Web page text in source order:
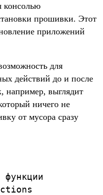
консолью
прошивки. Этот
приложений
для
действий до и после
например, выглядит
ничего не
от мусора сразу
функции